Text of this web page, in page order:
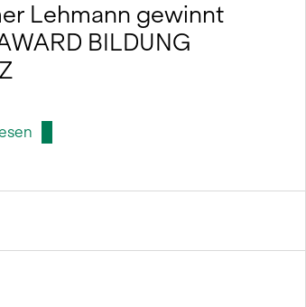
Lehmann gewinnt
BILDUNG